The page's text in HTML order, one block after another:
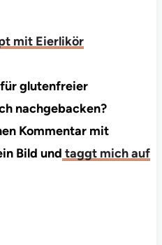
mit Eierlikör
glutenfreier
nachgebacken?
Kommentar mit
Bild und taggt mich auf